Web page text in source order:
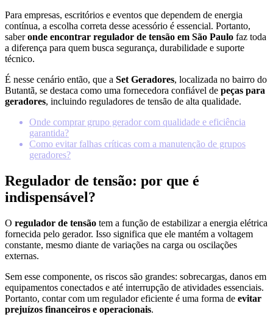
Para empresas, escritórios e eventos que dependem de energia
contínua, a escolha correta desse acessório é essencial. Portanto,
saberonde encontrar regulador de tensão em São Paulo faz toda
a diferença para quem busca segurança, durabilidade e suporte
técnico.
É nesse cenário então, que a Set Geradores, localizada no bairro do
Butantã, se destaca como uma fornecedora confiável de peças para
geradores, incluindo reguladores de tensão de alta qualidade.
Onde comprar grupo gerador com qualidade e eficiência
garantida?
Como evitar falhas críticas com a manutenção de grupos
geradores?
Regulador de tensão: por que é
indispensável?
O regulador de tensão tem a função de estabilizar a energia elétrica
fornecida pelo gerador. Isso significa que ele mantém a voltagem
constante, mesmo diante de variações na carga ou oscilações
externas.
Sem esse componente, os riscos são grandes: sobrecargas, danos em
equipamentos conectados e até interrupção de atividades essenciais.
Portanto, contar com um regulador eficiente é uma forma de evitar
prejuízos financeiros e operacionais.